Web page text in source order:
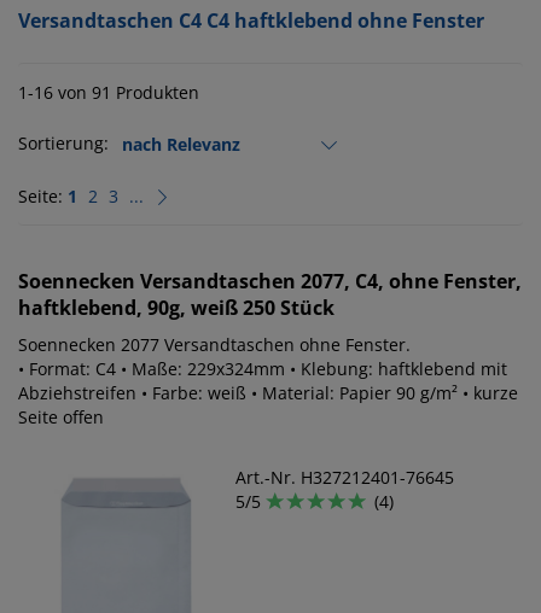
Versandtaschen C4 C4 haftklebend ohne Fenster
1-16 von 91 Produkten
Sortierung:
Seite: 1 2 3 ...
Soennecken Versandtaschen 2077, C4, ohne Fenster,
haftklebend, 90g, weiß 250 Stück
Soennecken 2077 Versandtaschen ohne Fenster.
• Format: C4 • Maße: 229x324mm • Klebung: haftklebend mit
Abziehstreifen • Farbe: weiß • Material: Papier 90 g/m² • kurze
Seite offen
Art.-Nr. H327212401-76645
5/5
(4)